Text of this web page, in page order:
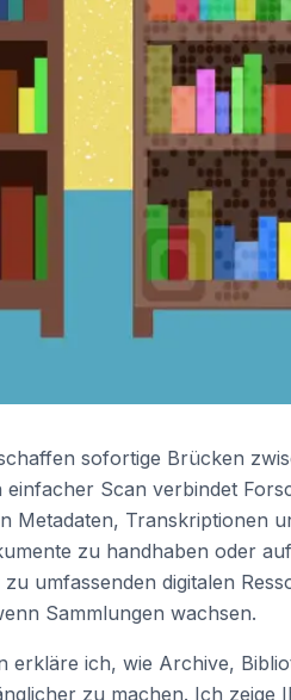
sofortige Brücken
einfacher Scan verbindet
Metadaten, Transkriptionen
zu handhaben oder
umfassenden digitalen
Sammlungen wachsen.
erkläre ich, wie Archive,
zu machen. Ich